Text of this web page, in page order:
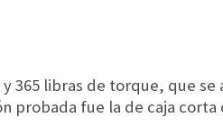
365 libras de torque, que se
probada fue la de caja corta